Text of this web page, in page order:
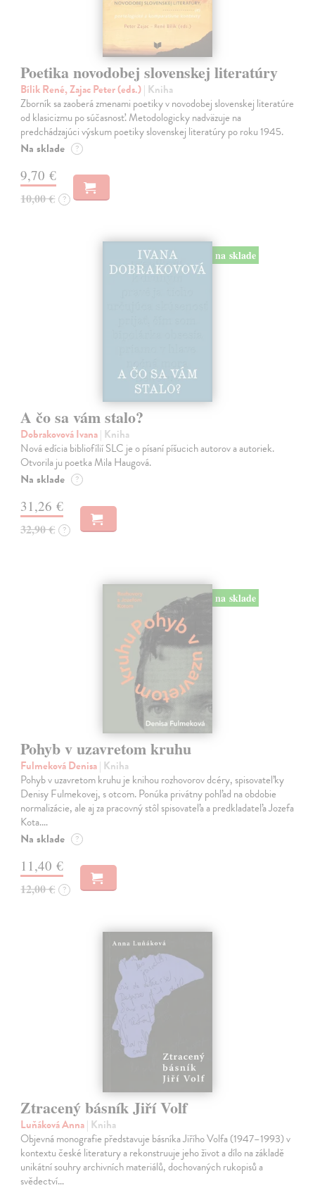
Poetika novodobej slovenskej literatúry
Bílik René, Zajac Peter (eds.)| Kniha
Zborník sa zaoberá zmenami poetiky v novodobej slovenskej literatúre
od klasicizmu po súčasnosť. Metodologicky nadväzuje na
predchádzajúci výskum poetiky slovenskej literatúry po roku 1945.
Na sklade ?
9,70 €
10,00 € ?
na sklade
A čo sa vám stalo?
Dobrakovová Ivana| Kniha
Nová edícia bibliofílií SLC je o písaní píšucich autorov a autoriek.
Otvorila ju poetka Mila Haugová.
Na sklade ?
31,26 €
32,90 € ?
na sklade
Pohyb v uzavretom kruhu
Fulmeková Denisa| Kniha
Pohyb v uzavretom kruhu je knihou rozhovorov dcéry, spisovateľky
Denisy Fulmekovej, s otcom. Ponúka privátny pohľad na obdobie
normalizácie, ale aj za pracovný stôl spisovateľa a predkladateľa Jozefa
Kota.…
Na sklade ?
11,40 €
12,00 € ?
Ztracený básník Jiří Volf
Luňáková Anna| Kniha
Objevná monografie představuje básníka Jiřího Volfa (1947–1993) v
kontextu české literatury a rekonstruuje jeho život a dílo na základě
unikátní souhry archivních materiálů, dochovaných rukopisů a
svědectví…